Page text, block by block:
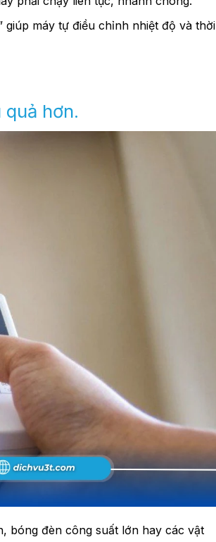
giúp máy tự điều chỉnh nhiệt độ và thời
hơn.
bóng đèn công suất lớn hay các vật